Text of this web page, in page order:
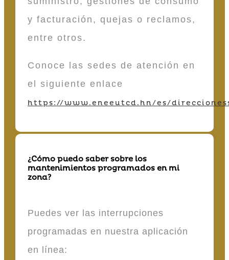
y facturación, quejas o reclamos,
entre otros.
Conoce las sedes de atención en
el siguiente enlace
https://www.eneeutcd.hn/es/
¿Cómo puedo saber sobre los
mantenimientos programados en mi
zona?
Puedes ver las interrupciones
programadas en nuestra aplicación
en línea: